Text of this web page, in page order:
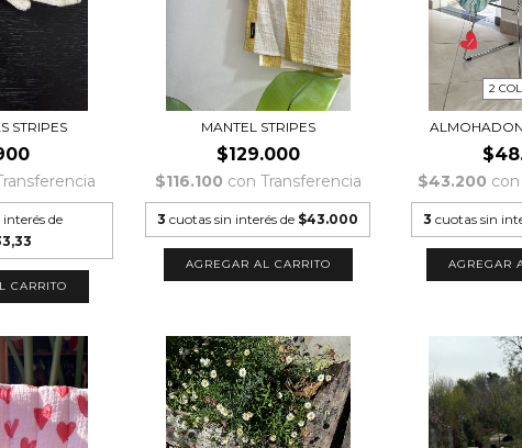
STRIPES
de
MANTEL STRIPES
$129.000
$116.100 con Transferencia
3 cuotas sin interés de $43.000
2
$43.200 con
3 cuotas sin
AGREGAR